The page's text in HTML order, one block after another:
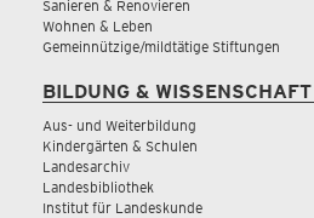
Sanieren & Renovieren
Wohnen & Leben
Gemeinnützige/mildtätige Stiftungen
BILDUNG & WISSENSCHAFT
Aus- und Weiterbildung
Kindergärten & Schulen
Landesarchiv
Landesbibliothek
Institut für Landeskunde